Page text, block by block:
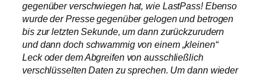
gegenüber verschwiegen hat, wie LastPass! Ebenso
wurde der Presse gegenüber gelogen und betrogen
bis zur letzten Sekunde, um dann zurückzurudern
und dann doch schwammig von einem „kleinen“
Leck oder dem Abgreifen von ausschließlich
verschlüsselten Daten zu sprechen. Um dann wieder